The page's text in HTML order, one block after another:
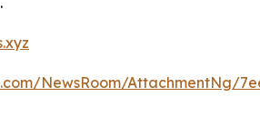
NewsRoom/AttachmentNg/